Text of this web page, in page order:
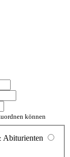
können
Abiturienten